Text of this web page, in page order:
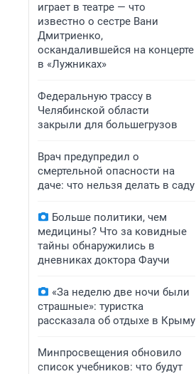
играет в театре — что
известно о сестре Вани
Дмитриенко,
оскандалившейся на концерте
в «Лужниках»
Федеральную трассу в
Челябинской области
закрыли для большегрузов
Врач предупредил о
смертельной опасности на
даче: что нельзя делать в саду
Больше политики, чем
медицины? Что за ковидные
тайны обнаружились в
дневниках доктора Фаучи
«За неделю две ночи были
страшные»: туристка
рассказала об отдыхе в Крыму
Минпросвещения обновило
список учебников: что будут